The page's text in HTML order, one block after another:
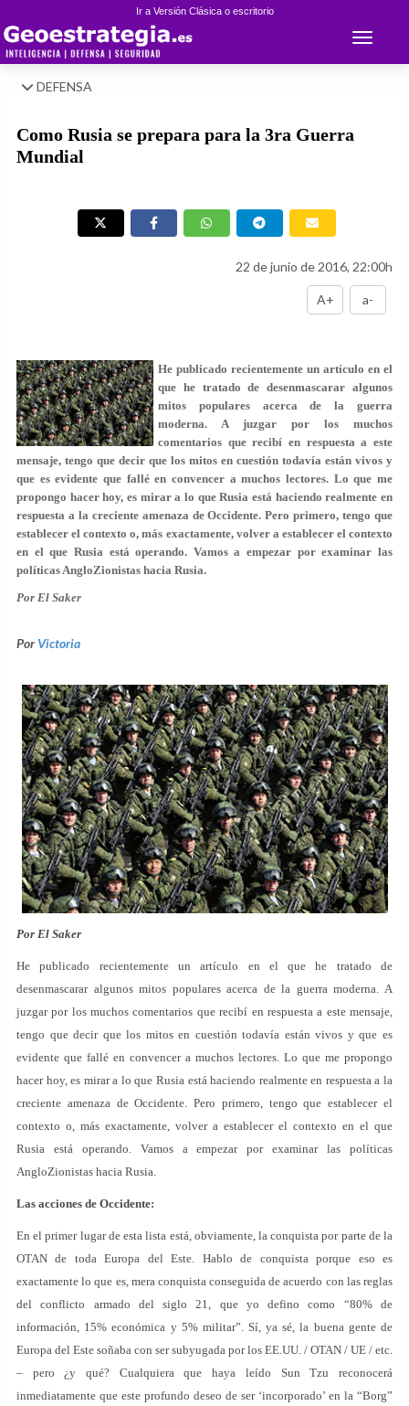
Ir a Versión Clásica o escritorio
Toggle
DEFENSA
Como Rusia se prepara para la 3ra Guerra
Mundial
22 de junio de 2016, 22:00h
A+ a-
He publicado recientemente un artículo en el
que he tratado de desenmascarar algunos
mitos populares acerca de la guerra
moderna. A juzgar por los muchos
comentarios que recibí en respuesta a este
mensaje, tengo que decir que los mitos en cuestión todavía están vivos y
que es evidente que fallé en convencer a muchos lectores. Lo que me
propongo hacer hoy, es mirar a lo que Rusia está haciendo realmente en
respuesta a la creciente amenaza de Occidente. Pero primero, tengo que
establecer el contexto o, más exactamente, volver a establecer el contexto
en el que Rusia está operando. Vamos a empezar por examinar las
políticas AngloZionistas hacia Rusia.
Por El Saker
PorVictoria
Por El Saker
He publicado recientemente un artículo en el que he tratado de
desenmascarar algunos mitos populares acerca de la guerra moderna. A
juzgar por los muchos comentarios que recibí en respuesta a este mensaje,
tengo que decir que los mitos en cuestión todavía están vivos y que es
evidente que fallé en convencer a muchos lectores. Lo que me propongo
hacer hoy, es mirar a lo que Rusia está haciendo realmente en respuesta a la
creciente amenaza de Occidente. Pero primero, tengo que establecer el
contexto o, más exactamente, volver a establecer el contexto en el que
Rusia está operando. Vamos a empezar por examinar las políticas
AngloZionistas hacia Rusia.
Las acciones de Occidente:
En el primer lugar de esta lista está, obviamente, la conquista por parte de la
OTAN de toda Europa del Este. Hablo de conquista porque eso es
exactamente lo que es, mera conquista conseguida de acuerdo con las reglas
del conflicto armado del siglo 21, que yo defino como “80% de
información, 15% económica y 5% militar”. Sí, ya sé, la buena gente de
Europa del Este soñaba con ser subyugada por los EE.UU. / OTAN / UE / etc.
– pero ¿y qué? Cualquiera que haya leído Sun Tzu reconocerá
inmediatamente que este profundo deseo de ser ‘incorporado’ en la “Borg”